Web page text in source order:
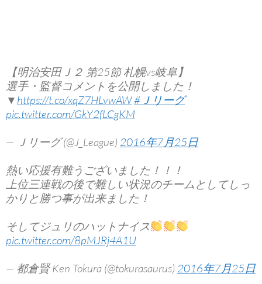
【明治安田Ｊ２ 第25節 札幌vs岐阜】
選手・監督コメントを公開しました！
▼ https://t.co/xqZ7HLvwAW#Ｊリーグ
pic.twitter.com/GkY2fLCgKM
— Ｊリーグ (@J_League) 2016年7月25日
熱い応援有難うございました！！！
上位三連戦の後で難しい状況のチームとしてしっ
かりと勝つ事が出来ました！
そしてジュリのハットナイス
pic.twitter.com/8pMJRj4A1U
— 都倉賢 Ken Tokura (@tokurasaurus) 2016年7月25日